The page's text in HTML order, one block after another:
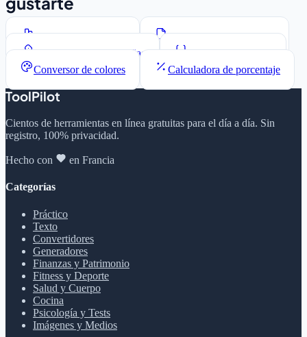
Contador de palabras
Generador Lorem Ipsum
Generador de contraseñas
Formateador JSON
Conversor de colores
Calculadora de porcentaje
ToolPilot
Cientos de herramientas en línea gratuitas para el día a día. Sin
registro, 100% privacidad.
Hecho con en Francia
Categorías
Práctico
Texto
Convertidores
Generadores
Finanzas y Patrimonio
Fitness y Deporte
Salud y Cuerpo
Cocina
Psicología y Tests
Imágenes y Medios